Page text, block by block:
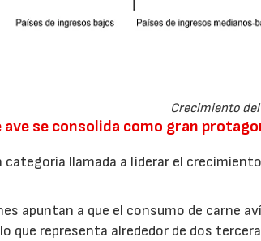
Crecimiento
ave se consolida como gran
categoría llamada a liderar el
apuntan a que el consumo de carne
que representa alrededor de dos